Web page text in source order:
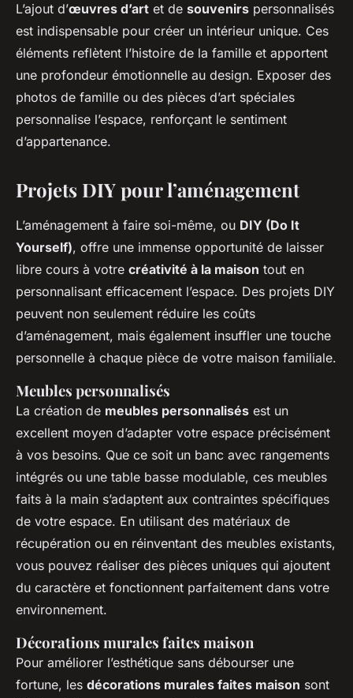
L’ajout d’œuvres d’art et de souvenirs personnalisés
est indispensable pour créer un intérieur unique. Ces
éléments reflètent l’histoire de la famille et apportent
une profondeur émotionnelle au design. Exposer des
photos de famille ou des pièces d’art spéciales
personnalise l’espace, renforçant le sentiment
d’appartenance.
Projets DIY pour l’aménagement
L’aménagement à faire soi-même, ou DIY (Do It
Yourself), offre une immense opportunité de laisser
libre cours à votre créativité à la maison tout en
personnalisant efficacement l’espace. Des projets DIY
peuvent non seulement réduire les coûts
d’aménagement, mais également insuffler une touche
personnelle à chaque pièce de votre maison familiale.
Meubles personnalisés
La création de meubles personnalisés est un
excellent moyen d’adapter votre espace précisément
à vos besoins. Que ce soit un banc avec rangements
intégrés ou une table basse modulable, ces meubles
faits à la main s’adaptent aux contraintes spécifiques
de votre espace. En utilisant des matériaux de
récupération ou en réinventant des meubles existants,
vous pouvez réaliser des pièces uniques qui ajoutent
du caractère et fonctionnent parfaitement dans votre
environnement.
Décorations murales faites maison
Pour améliorer l’esthétique sans débourser une
fortune, les décorations murales faites maison sont